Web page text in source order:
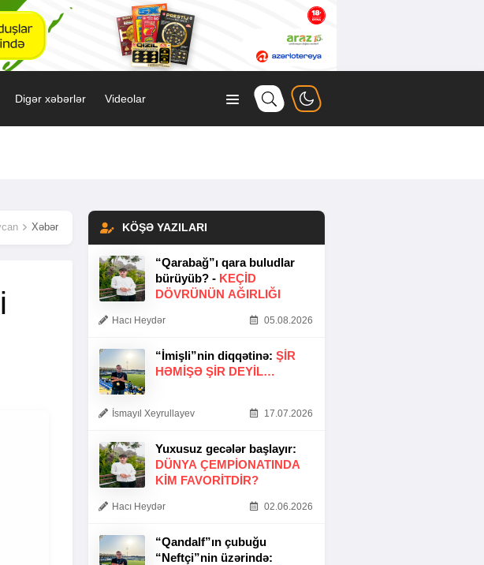
Digər xəbərlər Videolar
Xəbər KÖŞƏ YAZILARI
“Qarabağ”ı qara buludlar
bürüyüb? - KEÇID
DÖVRÜNÜN AĞIRLIĞI
Hacı Heydər 05.08.2026
“İmişli”nin diqqətinə: ŞIR
HƏMIŞƏ ŞIR DEYIL…
İsmayıl Xeyrullayev 17.07.2026
Yuxusuz gecələr başlayır:
DÜNYA ÇEMPIONATINDA
KIM FAVORITDIR?
Hacı Heydər 02.06.2026
“Qandalf”ın çubuğu
“Neftçi”nin üzərində: